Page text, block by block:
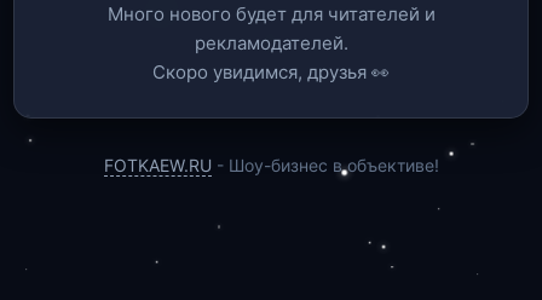
Много нового будет для читателей и
рекламодателей.
Скоро увидимся, друзья 👀
FOTKAEW.RU - Шоу-бизнес в объективе!